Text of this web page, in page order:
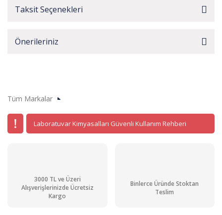
Taksit Seçenekleri
Önerileriniz
Tüm Markalar
Laboratuvar Kimyasalları Güvenli Kullanım Rehberi
3000 TL ve Üzeri
Alışverişlerinizde Ücretsiz
Kargo
Binlerce Üründe Stoktan
Teslim